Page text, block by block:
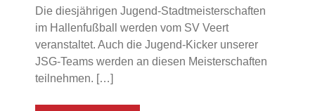
Die diesjährigen Jugend-Stadtmeisterschaften
im Hallenfußball werden vom SV Veert
veranstaltet. Auch die Jugend-Kicker unserer
JSG-Teams werden an diesen Meisterschaften
teilnehmen. […]